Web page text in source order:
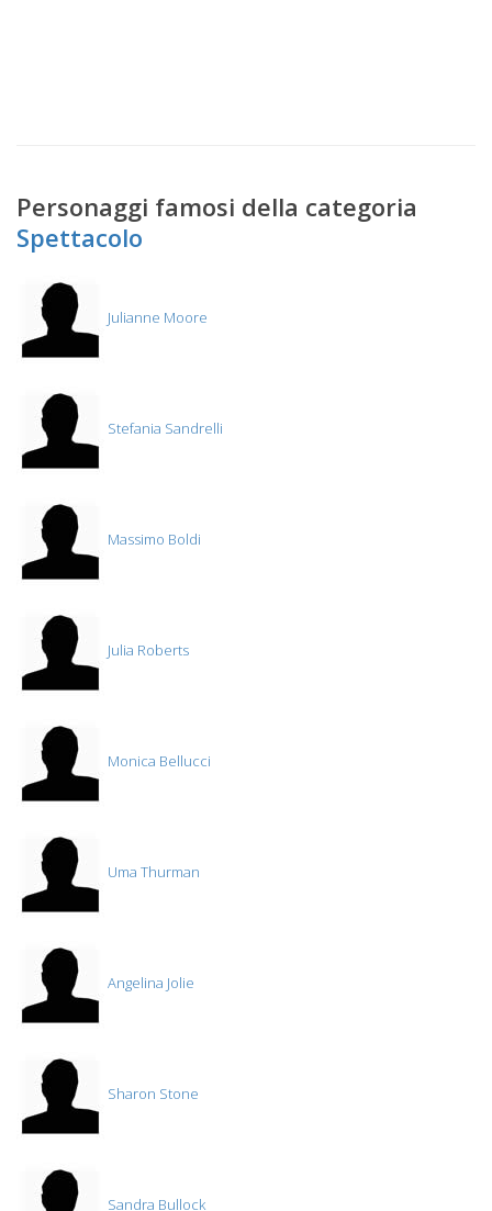
Personaggi famosi della categoria
Spettacolo
Julianne Moore
Stefania Sandrelli
Massimo Boldi
Julia Roberts
Monica Bellucci
Uma Thurman
Angelina Jolie
Sharon Stone
Sandra Bullock